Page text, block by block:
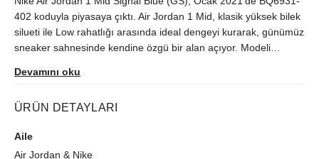
402 koduyla piyasaya çıktı. Air Jordan 1 Mid, klasik yüksek bilek
silueti ile Low rahatlığı arasında ideal dengeyi kurarak, günümüz
sneaker sahnesinde kendine özgü bir alan açıyor. Modeli
Devamını oku
ÜRÜN DETAYLARI
Aile
Air Jordan & Nike